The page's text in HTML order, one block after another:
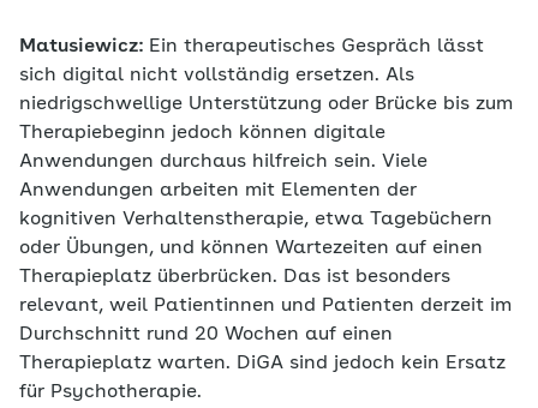
Matusiewicz: Ein therapeutisches Gespräch lässt
sich digital nicht vollständig ersetzen. Als
niedrigschwellige Unterstützung oder Brücke bis zum
Therapiebeginn jedoch können digitale
Anwendungen durchaus hilfreich sein. Viele
Anwendungen arbeiten mit Elementen der
kognitiven Verhaltenstherapie, etwa Tagebüchern
oder Übungen, und können Wartezeiten auf einen
Therapieplatz überbrücken. Das ist besonders
relevant, weil Patientinnen und Patienten derzeit im
Durchschnitt rund 20 Wochen auf einen
Therapieplatz warten. DiGA sind jedoch kein Ersatz
für Psychotherapie.